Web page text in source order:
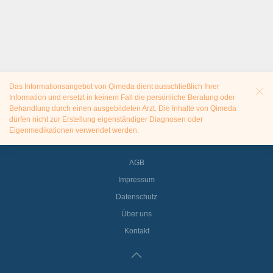
Das Informationsangebot von Qimeda dient ausschließlich Ihrer
Information und ersetzt in keinem Fall die persönliche Beratung oder
Behandlung durch einen ausgebildeten Arzt. Die Inhalte von Qimeda
dürfen nicht zur Erstellung eigenständiger Diagnosen oder
Eigenmedikationen verwendet werden.
AGB
Impressum
Datenschutz
Über uns
Kontakt